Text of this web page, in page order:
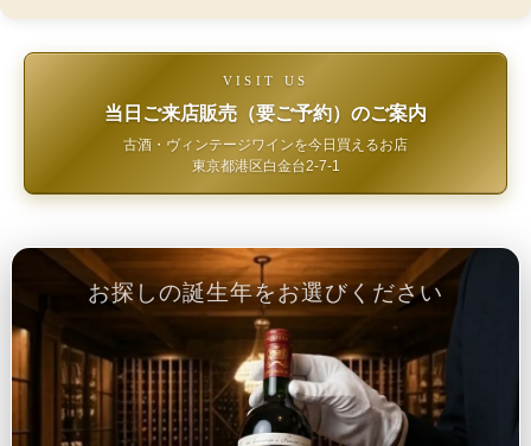
VISIT US
当日ご来店販売（要ご予約）のご案内
古酒・ヴィンテージワインを今日買えるお店
東京都港区白金台2-7-1
お探しの誕生年をお選びください